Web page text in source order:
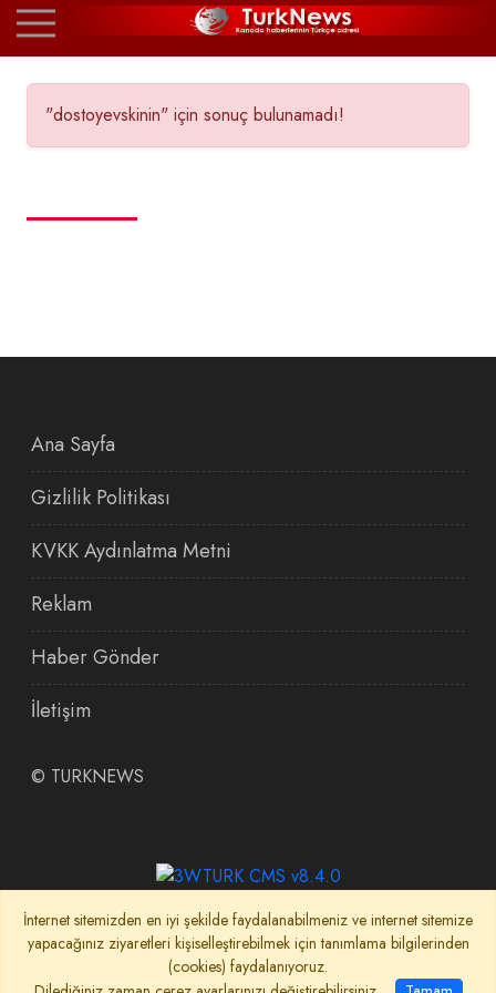
"dostoyevskinin" için sonuç bulunamadı!
Ana Sayfa
Gizlilik Politikası
KVKK Aydınlatma Metni
Reklam
Haber Gönder
İletişim
© TURKNEWS
İnternet sitemizden en iyi şekilde faydalanabilmeniz ve internet sitemize
yapacağınız ziyaretleri kişiselleştirebilmek için tanımlama bilgilerinden
(cookies) faydalanıyoruz.